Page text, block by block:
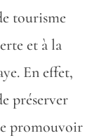
tourisme
et à la
En effet,
préserver
promouvoir